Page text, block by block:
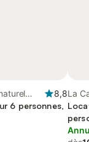
8,8
6 personnes,
La